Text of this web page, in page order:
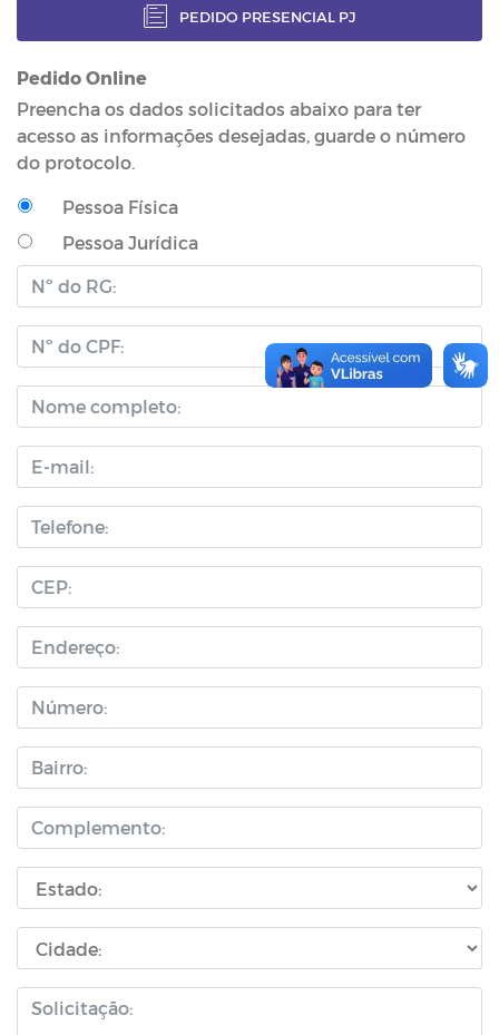
PEDIDO PRESENCIAL PJ
Pedido Online
Preencha os dados solicitados abaixo para ter
acesso as informações desejadas, guarde o número
do protocolo.
Pessoa Física
Pessoa Jurídica